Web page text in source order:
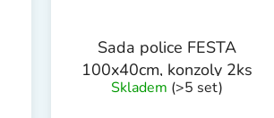
Sada police FESTA
100x40cm, konzoly 2ks
Skladem (>5 set)